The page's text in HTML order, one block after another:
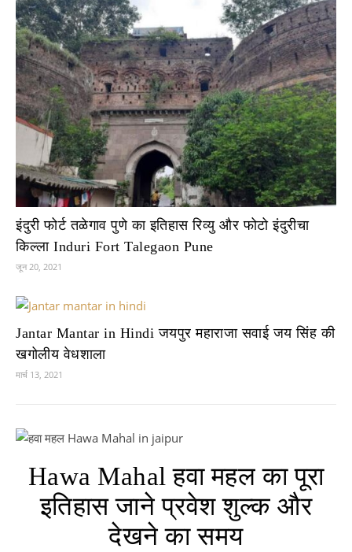
इंदुरी फोर्ट तळेगाव पुणे का इतिहास रिव्यु और फोटो इंदुरीचा
किल्ला Induri Fort Talegaon Pune
जून 20, 2021
Jantar Mantar in Hindi जयपुर महाराजा सवाई जय सिंह की
खगोलीय वेधशाला
मार्च 13, 2021
Hawa Mahal हवा महल का पूरा
इतिहास जाने प्रवेश शुल्क और
देखने का समय